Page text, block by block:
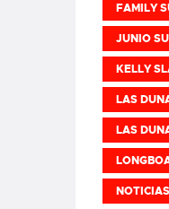
FAMILY
JUNIO
KELLY
LAS
LAS